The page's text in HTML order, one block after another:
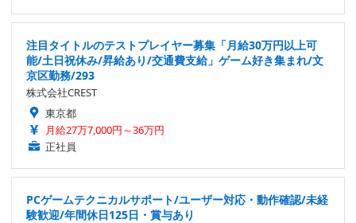
注目タイトルのテストプレイヤー募集「月給30万円以上可
能/土日祝休み/昇給あり/交通費支給」ゲーム好き集まれ/文
京区勤務/293
株式会社CREST
東京都
月給27万7,000円～36万円
正社員
PCゲームテクニカルサポート/ユーザー対応・動作確認/未経
験歓迎/年間休日125日・賞与あり